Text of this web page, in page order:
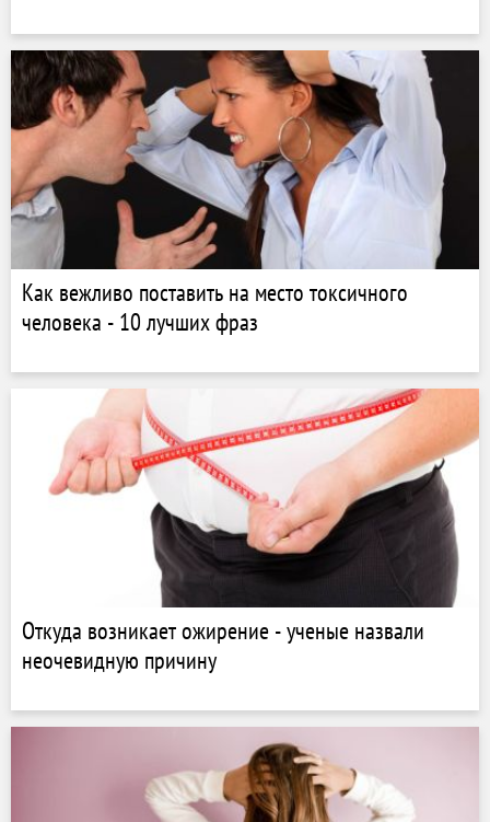
Как вежливо поставить на место токсичного
человека - 10 лучших фраз
Откуда возникает ожирение - ученые назвали
неочевидную причину